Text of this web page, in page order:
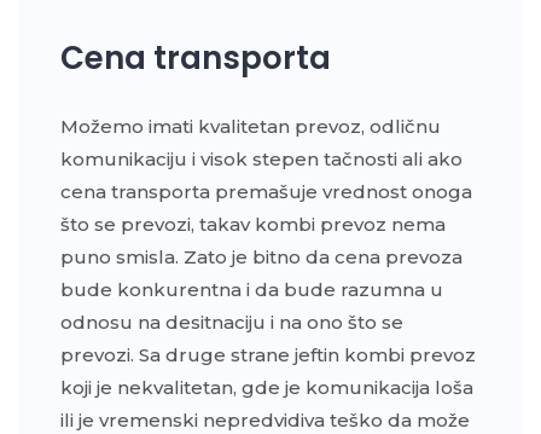
Cena transporta
Možemo imati kvalitetan prevoz, odličnu
komunikaciju i visok stepen tačnosti ali ako
cena transporta premašuje vrednost onoga
što se prevozi, takav kombi prevoz nema
puno smisla. Zato je bitno da cena prevoza
bude konkurentna i da bude razumna u
odnosu na desitnaciju i na ono što se
prevozi. Sa druge strane jeftin kombi prevoz
koji je nekvalitetan, gde je komunikacija loša
ili je vremenski nepredvidiva teško da može